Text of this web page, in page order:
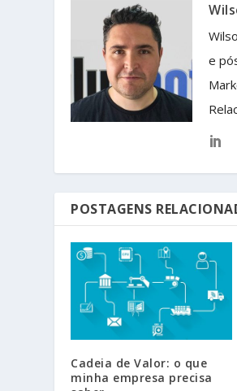
e
POSTAGENS
Cadeia de Valor: o que
minha empresa precisa